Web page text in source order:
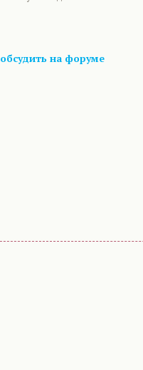
обсудить на форуме